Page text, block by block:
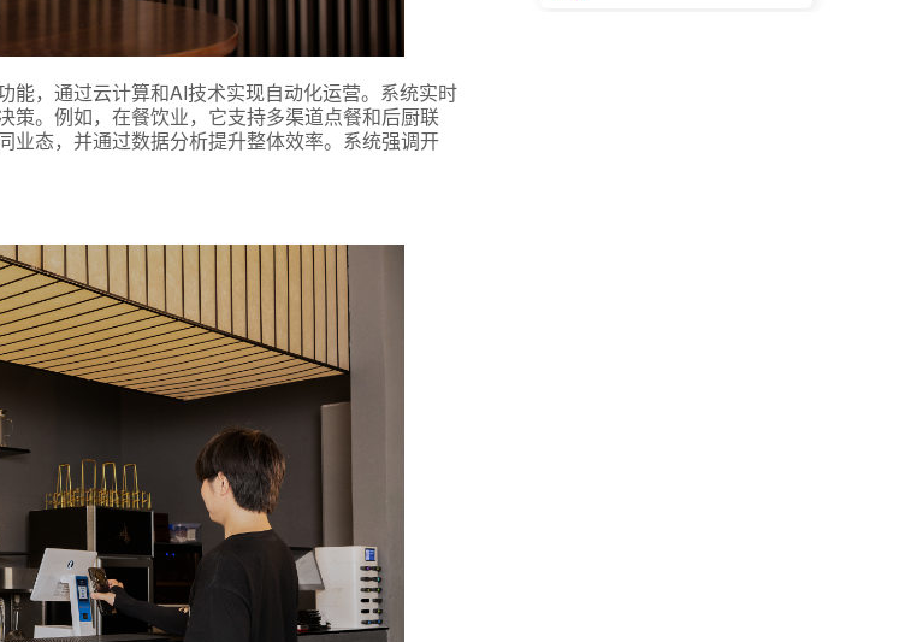
能，通过云计算和AI技术实现自动化运营。系统实时
策。例如，在餐饮业，它支持多渠道点餐和后厨联
业态，并通过数据分析提升整体效率。系统强调开
预约试用
是老客户，了解最新优惠